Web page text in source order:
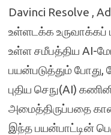
Davinci Resolve ,
உள்ளடக்க உருவாக்கப்
உள்ள சமீபத்திய AI-
பயன்படுத்தும் போது,
புதிய செநு(AI)
அமைத்திருப்பதை
இந்த பயன்பாட்டின்